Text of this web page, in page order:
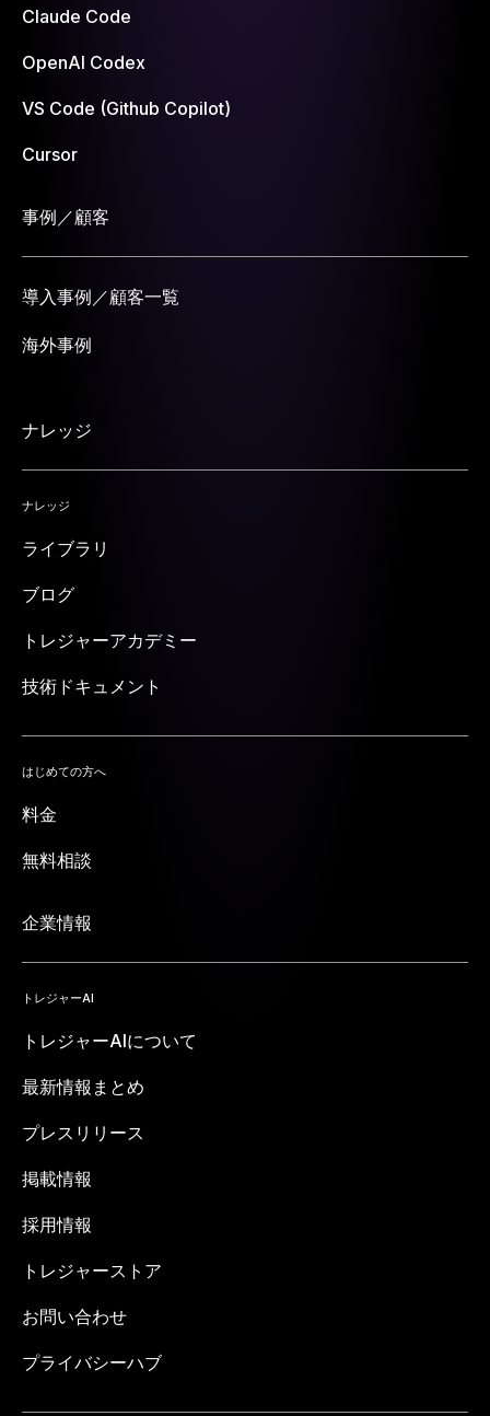
Claude Code
OpenAI Codex
VS Code (Github Copilot)
Cursor
事例／顧客
導入事例／顧客一覧
海外事例
ナレッジ
ナレッジ
ライブラリ
ブログ
トレジャーアカデミー
技術ドキュメント
はじめての方へ
料金
無料相談
企業情報
トレジャーAI
トレジャーAIについて
最新情報まとめ
プレスリリース
掲載情報
採用情報
トレジャーストア
お問い合わせ
プライバシーハブ